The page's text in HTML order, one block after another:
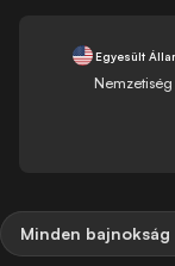
Egyesült
Nemzetiség
Minden bajnokság